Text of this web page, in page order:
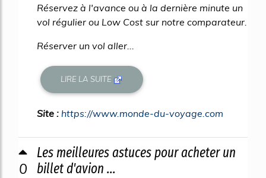
Réservez à l'avance ou à la dernière minute un
vol régulier ou Low Cost sur notre comparateur.
Réserver un vol aller...
LIRE LA SUITE
Site : https://www.monde-du-voyage.com
0
Les meilleures astuces pour acheter un
billet d'avion ...